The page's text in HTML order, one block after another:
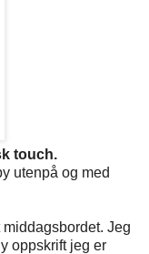
touch.
utenpå og med
middagsbordet. Jeg
oppskrift jeg er